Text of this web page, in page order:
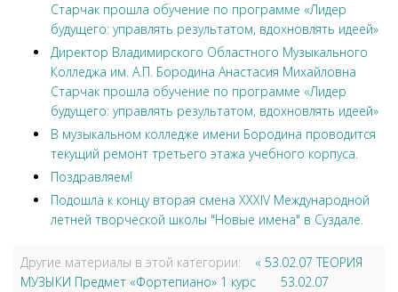
Старчак прошла обучение по программе «Лидер
будущего: управлять результатом, вдохновлять идеей»
Директор Владимирского Областного Музыкального
Колледжа им. А.П. Бородина Анастасия Михайловна
Старчак прошла обучение по программе «Лидер
будущего: управлять результатом, вдохновлять идеей»
В музыкальном колледже имени Бородина проводится
текущий ремонт третьего этажа учебного корпуса.
Поздравляем!
Подошла к концу вторая смена XXXIV Международной
летней творческой школы "Новые имена" в Суздале.
Другие материалы в этой категории:
« 53.02.07 ТЕОРИЯ
МУЗЫКИ Предмет «Фортепиано» 1 курс
53.02.07